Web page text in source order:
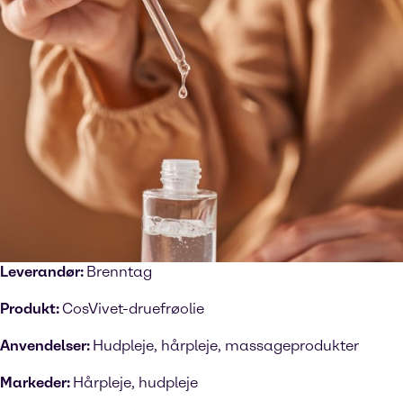
Leverandør: Brenntag
Produkt:CosVivet-druefrøolie
Anvendelser: Hudpleje, hårpleje, massageprodukter
Markeder: Hårpleje, hudpleje